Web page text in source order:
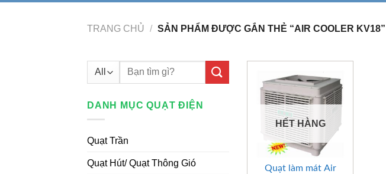
TRANG CHỦ / SẢN PHẨM ĐƯỢC GẮN THẺ “AIR COOLER KV18”
Tìm
DANH MỤC QUẠT ĐIỆN
Quạt Trần
Quạt Hút/ Quạt Thông Gió
+
HẾT HÀNG
Quạt làm mát Air